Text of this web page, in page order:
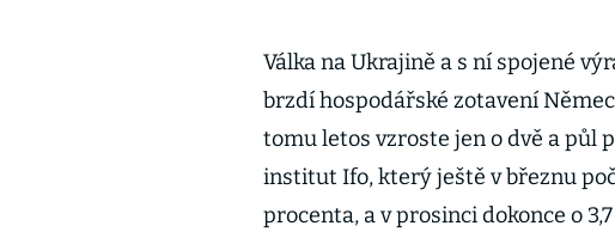
Válka na Ukrajině a s ní spojené
brzdí hospodářské zotavení
tomu letos vzroste jen o dvě a půl
institut Ifo, který ještě v březnu
procenta, a v prosinci dokonce o